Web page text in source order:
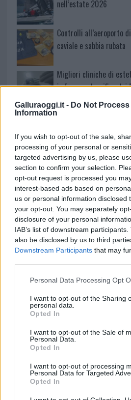
Galluraoggi.it - Do Not Process
Information
If you wish to opt-out of the sale,
processing of your personal or
targeted advertising by us, please
section to confirm your selection.
opt-out request is processed you
interest-based ads based on
us or personal information disclosed
your opt-out. You may separately
disclosure of your personal
IAB’s list of downstream
also be disclosed by us to third
Downstream Participants that may
Please note that this website/app
not limited to your visit or usage
grant or deny consent to Google and
use your data for below specified
consent section.
Personal Data Processing Opt
I want to opt-out of the Sharing
personal data.
Opted In
I want to opt-out of the Sale of
Personal Data.
Opted In
I want to opt-out of processing
Personal Data for Targeted
Opted In
nell’estate 2026
Controlli all’aeroporto
caviale e sabbia rubata
Migliori cliniche di
in Europa: classifica
pe…
Incendi, a San Pasquale
Andrea Mura conquista
partecipazione per il
Calangianus, allarme
minori, Albieri: “Episodi
NECROLOGIE
Mario Malu